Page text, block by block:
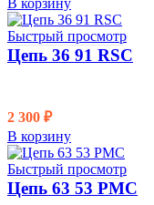
В корзину
Быстрый просмотр
Цепь 36 91 RSC
2 300 ₽
В корзину
Быстрый просмотр
Цепь 63 53 PMC